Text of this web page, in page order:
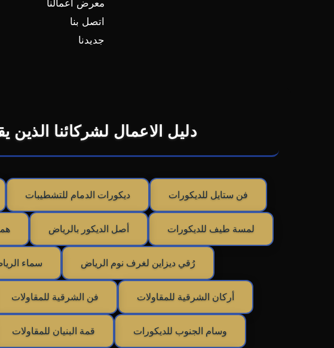
معرض اعمالنا
اتصل بنا
جديدنا
دليل الاعمال لشركائنا
فن ستايل للديكورات ديكورات الدمام للتشطيبات
لمسة طيف للديكورات أصل الديكور بالرياض
رُقي ديزاين لغرف نوم الرياض سماء
أركان الشرقية للمقاولات فن الشرقية للمقاولات
وسام الجنوب للديكورات قمة البنيان للمقاولات